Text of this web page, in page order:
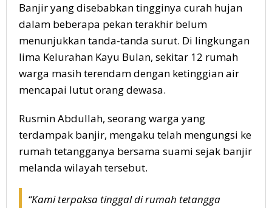
Banjir yang disebabkan tingginya curah hujan
dalam beberapa pekan terakhir belum
menunjukkan tanda-tanda surut. Di lingkungan
lima Kelurahan Kayu Bulan, sekitar 12 rumah
warga masih terendam dengan ketinggian air
mencapai lutut orang dewasa.
Rusmin Abdullah, seorang warga yang
terdampak banjir, mengaku telah mengungsi ke
rumah tetangganya bersama suami sejak banjir
melanda wilayah tersebut.
“Kami terpaksa tinggal di rumah tetangga